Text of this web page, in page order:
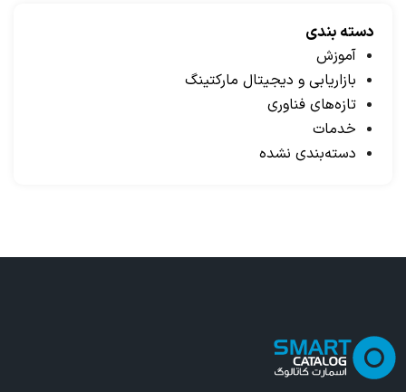
دسته بندی
آموزش
بازاریابی و دیجیتال مارکتینگ
تازه‌های فناوری
خدمات
دسته‌بندی نشده